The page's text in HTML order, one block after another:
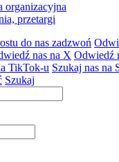
organizacyjna
przetargi
do nas zadzwoń
nas na X Odwiedź
TikTok-u Szukaj nas na
Szukaj